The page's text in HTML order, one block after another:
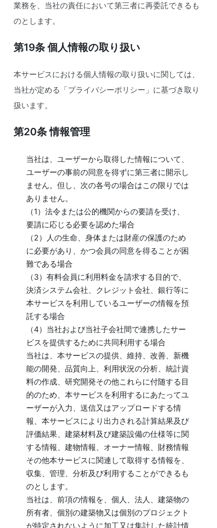
業務を、当社の責任において第三者に再委託できるも
のとします。
第19条 個人情報の取り扱い
本サービスにおける個人情報の取り扱いに関しては、
当社が定める「プライバシーポリシー」に基づき取り
扱います。
第20条情報管理
当社は、ユーザーから取得した情報について、
ユーザーの事前の同意を得ずに第三者に開示し
ません。但し、次の各号の場合はこの限りでは
ありません。
（1）法令または公的機関からの要請を受け、
要請に応じる必要を認めた場合
（2）人の生命、身体または財産の保護のため
に必要があり、かつ会員の同意を得ることが困
難である場合
（3）有料会員に利用料金を請求する目的で、
決済システム会社、クレジット会社、銀行等に
本サービスを利用しているユーザーの情報を預
託する場合
（4）当社および当社子会社間で連携したサー
ビスを提供するために共同利用する場合
当社は、本サービスの提供、維持、改善、新機
能の開発、品質向上、利用状況の分析、統計資
料の作成、研究開発その他これらに付随する目
的のため、本サービスを利用するにあたってユ
ーザーが入力、送信又はアップロードする情
報、本サービスにより出力される計算結果及び
評価結果、建築材料及び建築設備の仕様等に関
する情報、建物情報、オーナー情報、財務情報
その他本サービスに関連して取得する情報を、
収集、管理、分析及び利用することができるも
のとします。
当社は、前項の情報を、個人、法人、建築物の
所有者、個別の建築物又は個別のプロジェクト
が特定されないように加工又は集計した統計情